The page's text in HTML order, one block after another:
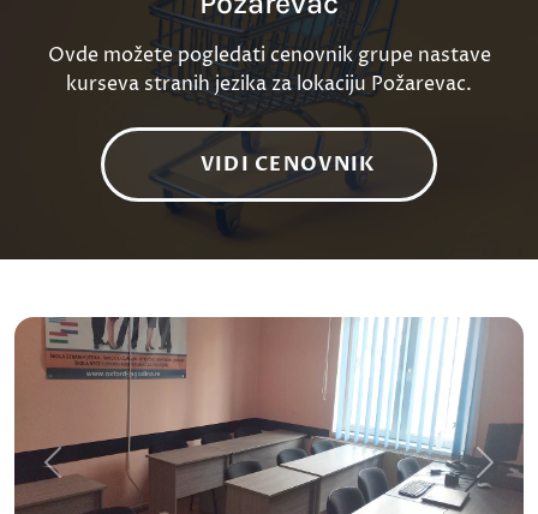
Ovde možete pogledati cenovnik grupe nastave
kurseva stranih jezika za lokaciju Požarevac.
VIDI CENOVNIK
Previous Next